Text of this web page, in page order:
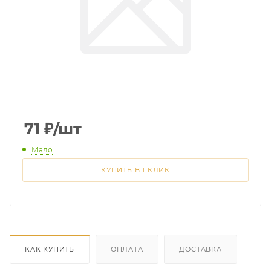
71 ₽/шт
Мало
КУПИТЬ В 1 КЛИК
КАК КУПИТЬ ОПЛАТА ДОСТАВКА